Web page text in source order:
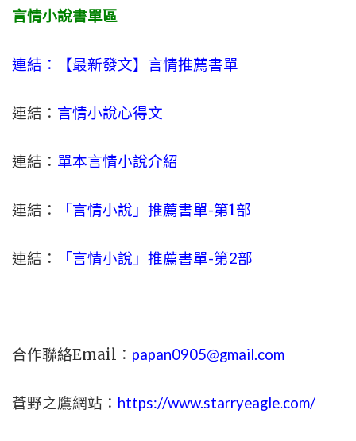
言情小說書單區
連結：【最新發文】 言情推薦書單
連結： 言情小說心得文
連結： 單本言情小說介紹
連結： 「言情小說」推薦書單-第1部
連結： 「言情小說」推薦書單-第2部
合作聯絡Email： papan0905@gmail.com
蒼野之鷹網站： https://www.starryeagle.com/